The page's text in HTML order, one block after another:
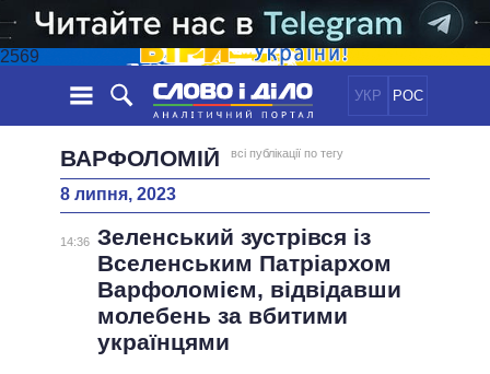
2569
УКР РОС
НОВИНИ
СТРІЧКА
ПОДІЇ
СТАТТІ
ДУМКИ
ЕКОНОМІКА
СУСПІЛЬСТВО
СВІТ
ПОЛIТИКИ
УСІ ПОЛІТИКИ
ПРЕЗИДЕНТ І ОФІС
ІНФОГРАФІКА
ВІДЕО
ВАРФОЛОМІЙ всі публікації по тегу
8 липня, 2023
14:36 Зеленський зустрівся із
Вселенським Патріархом
Варфоломієм, відвідавши
молебень за вбитими
українцями